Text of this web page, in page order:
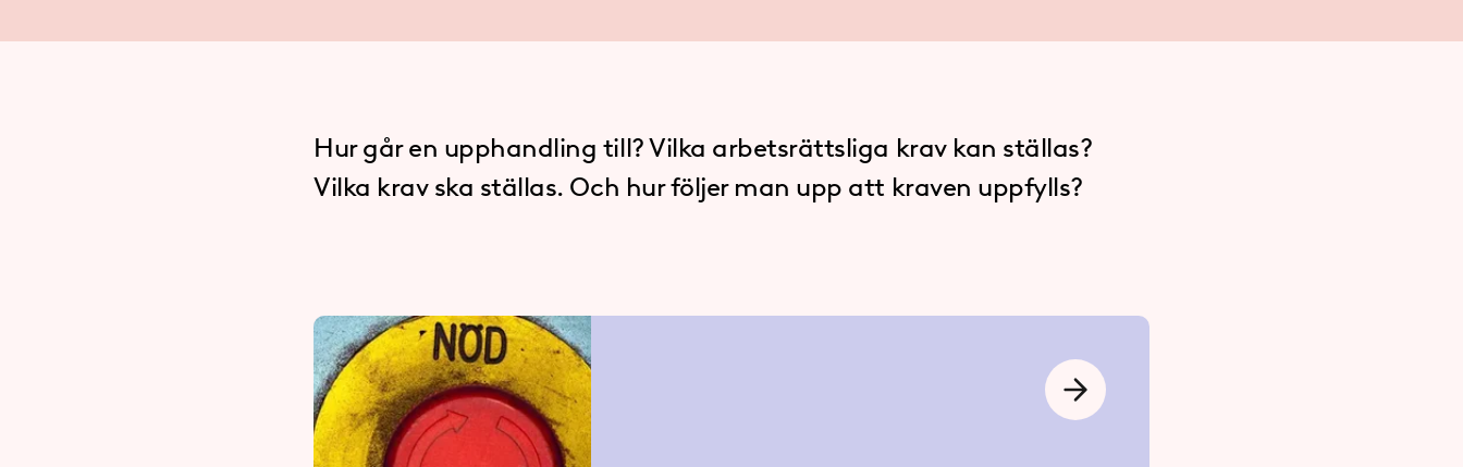
Hur går en upphandling till? Vilka arbetsrättsliga krav kan ställas?
Vilka krav ska ställas. Och hur följer man upp att kraven uppfylls?